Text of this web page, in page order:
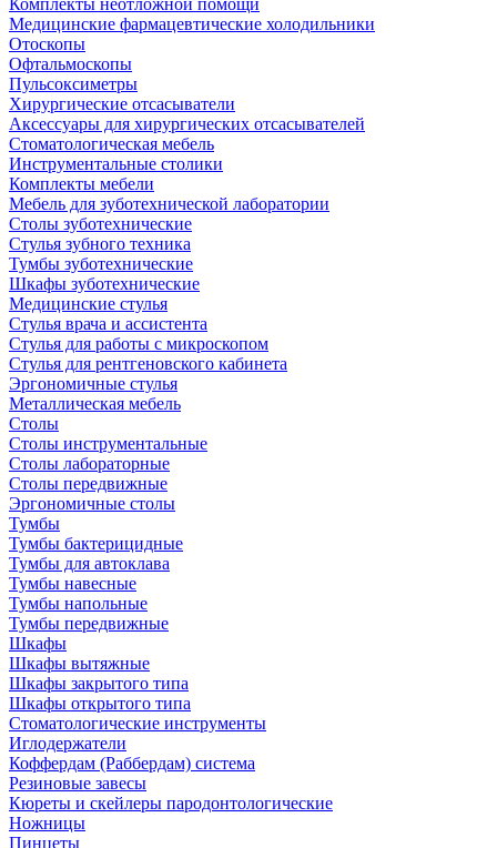
Комплекты неотложной помощи
Медицинские фармацевтические холодильники
Отоскопы
Офтальмоскопы
Пульсоксиметры
Хирургические отсасыватели
Аксессуары для хирургических отсасывателей
Стоматологическая мебель
Инструментальные столики
Комплекты мебели
Мебель для зуботехнической лаборатории
Столы зуботехнические
Стулья зубного техника
Тумбы зуботехнические
Шкафы зуботехнические
Медицинские стулья
Стулья врача и ассистента
Стулья для работы с микроскопом
Стулья для рентгеновского кабинета
Эргономичные стулья
Металлическая мебель
Столы
Столы инструментальные
Столы лабораторные
Столы передвижные
Эргономичные столы
Тумбы
Тумбы бактерицидные
Тумбы для автоклава
Тумбы навесные
Тумбы напольные
Тумбы передвижные
Шкафы
Шкафы вытяжные
Шкафы закрытого типа
Шкафы открытого типа
Стоматологические инструменты
Иглодержатели
Коффердам (Раббердам) система
Резиновые завесы
Кюреты и скейлеры пародонтологические
Ножницы
Пинцеты